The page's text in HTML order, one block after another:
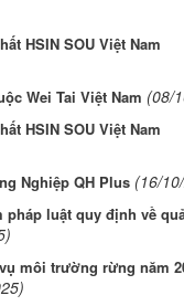
HSIN SOU Việt Nam
Wei Tai Việt Nam (08/
HSIN SOU Việt Nam
Nghiệp QH Plus (16/
luật quy định về
môi trường rừng năm